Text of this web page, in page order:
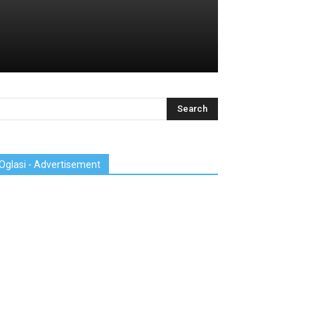
- Advertisement